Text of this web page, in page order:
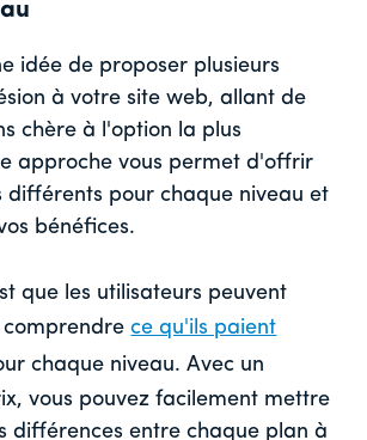
idée de proposer plusieurs
à votre site web, allant de
chère à l'option la plus
approche vous permet d'offrir
différents pour chaque niveau et
bénéfices.
que les utilisateurs peuvent
comprendrece qu'ils paient
chaque niveau. Avec un
vous pouvez facilement mettre
différences entre chaque plan à